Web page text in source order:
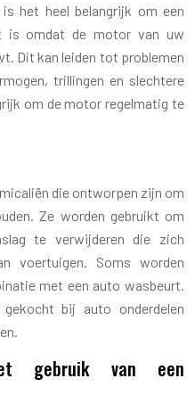
het heel belangrijk om een
is omdat de motor van uw
Dit kan leiden tot problemen
trillingen en slechtere
om de motor regelmatig te
die ontworpen zijn om
Ze worden gebruikt om
te verwijderen die zich
voertuigen. Soms worden
met een auto wasbeurt.
bij auto onderdelen
gebruik van een